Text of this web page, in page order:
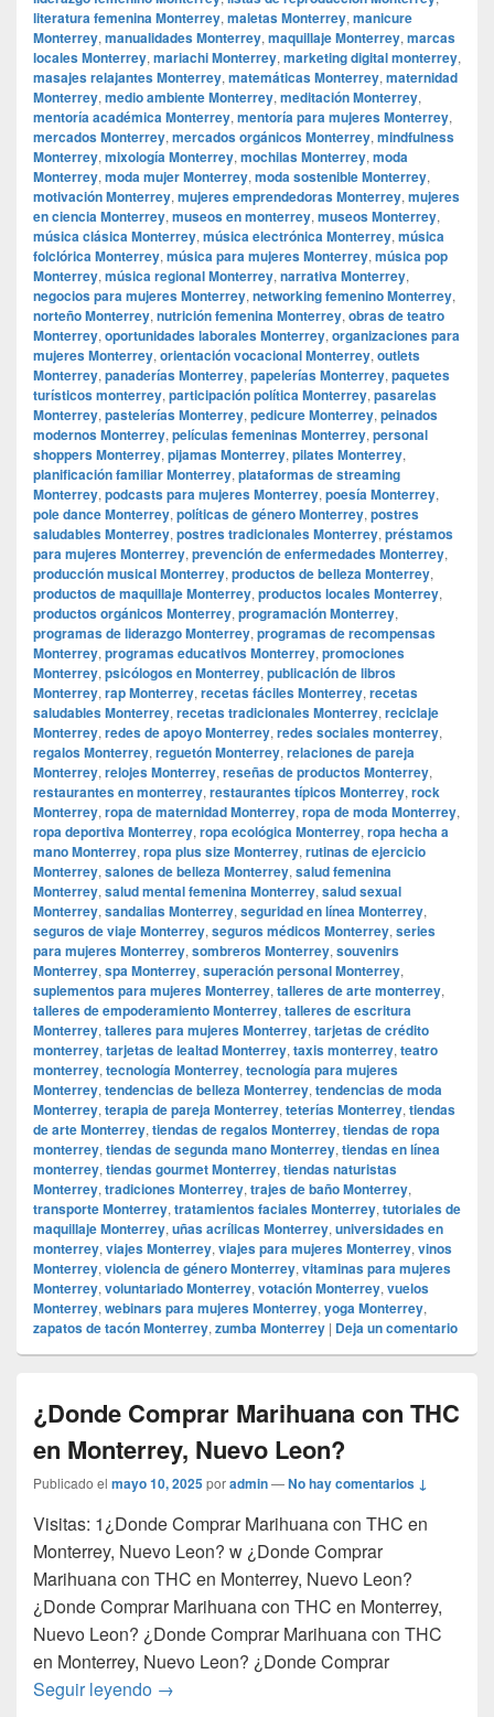
literatura femenina Monterrey, maletas Monterrey, manicure
Monterrey, manualidades Monterrey, maquillaje Monterrey, marcas
locales Monterrey, mariachi Monterrey, marketing digital monterrey,
masajes relajantes Monterrey, matemáticas Monterrey, maternidad
Monterrey, medio ambiente Monterrey, meditación Monterrey,
mentoría académica Monterrey, mentoría para mujeres Monterrey,
mercados Monterrey, mercados orgánicos Monterrey, mindfulness
Monterrey, mixología Monterrey, mochilas Monterrey, moda
Monterrey, moda mujer Monterrey, moda sostenible Monterrey,
motivación Monterrey, mujeres emprendedoras Monterrey, mujeres
en ciencia Monterrey, museos en monterrey, museos Monterrey,
música clásica Monterrey, música electrónica Monterrey, música
folclórica Monterrey, música para mujeres Monterrey, música pop
Monterrey, música regional Monterrey, narrativa Monterrey,
negocios para mujeres Monterrey, networking femenino Monterrey,
norteño Monterrey, nutrición femenina Monterrey, obras de teatro
Monterrey, oportunidades laborales Monterrey, organizaciones para
mujeres Monterrey, orientación vocacional Monterrey, outlets
Monterrey, panaderías Monterrey, papelerías Monterrey, paquetes
turísticos monterrey, participación política Monterrey, pasarelas
Monterrey, pastelerías Monterrey, pedicure Monterrey, peinados
modernos Monterrey, películas femeninas Monterrey, personal
shoppers Monterrey, pijamas Monterrey, pilates Monterrey,
planificación familiar Monterrey, plataformas de streaming
Monterrey, podcasts para mujeres Monterrey, poesía Monterrey,
pole dance Monterrey, políticas de género Monterrey, postres
saludables Monterrey, postres tradicionales Monterrey, préstamos
para mujeres Monterrey, prevención de enfermedades Monterrey,
producción musical Monterrey, productos de belleza Monterrey,
productos de maquillaje Monterrey, productos locales Monterrey,
productos orgánicos Monterrey, programación Monterrey,
programas de liderazgo Monterrey, programas de recompensas
Monterrey, programas educativos Monterrey, promociones
Monterrey, psicólogos en Monterrey, publicación de libros
Monterrey, rap Monterrey, recetas fáciles Monterrey, recetas
saludables Monterrey, recetas tradicionales Monterrey, reciclaje
Monterrey, redes de apoyo Monterrey, redes sociales monterrey,
regalos Monterrey, reguetón Monterrey, relaciones de pareja
Monterrey, relojes Monterrey, reseñas de productos Monterrey,
restaurantes en monterrey, restaurantes típicos Monterrey, rock
Monterrey, ropa de maternidad Monterrey, ropa de moda Monterrey,
ropa deportiva Monterrey, ropa ecológica Monterrey, ropa hecha a
mano Monterrey, ropa plus size Monterrey, rutinas de ejercicio
Monterrey, salones de belleza Monterrey, salud femenina
Monterrey, salud mental femenina Monterrey, salud sexual
Monterrey, sandalias Monterrey, seguridad en línea Monterrey,
seguros de viaje Monterrey, seguros médicos Monterrey, series
para mujeres Monterrey, sombreros Monterrey, souvenirs
Monterrey, spa Monterrey, superación personal Monterrey,
suplementos para mujeres Monterrey, talleres de arte monterrey,
talleres de empoderamiento Monterrey, talleres de escritura
Monterrey, talleres para mujeres Monterrey, tarjetas de crédito
monterrey, tarjetas de lealtad Monterrey, taxis monterrey, teatro
monterrey, tecnología Monterrey, tecnología para mujeres
Monterrey, tendencias de belleza Monterrey, tendencias de moda
Monterrey, terapia de pareja Monterrey, teterías Monterrey, tiendas
de arte Monterrey, tiendas de regalos Monterrey, tiendas de ropa
monterrey, tiendas de segunda mano Monterrey, tiendas en línea
monterrey, tiendas gourmet Monterrey, tiendas naturistas
Monterrey, tradiciones Monterrey, trajes de baño Monterrey,
transporte Monterrey, tratamientos faciales Monterrey, tutoriales de
maquillaje Monterrey, uñas acrílicas Monterrey, universidades en
monterrey, viajes Monterrey, viajes para mujeres Monterrey, vinos
Monterrey, violencia de género Monterrey, vitaminas para mujeres
Monterrey, voluntariado Monterrey, votación Monterrey, vuelos
Monterrey, webinars para mujeres Monterrey, yoga Monterrey,
zapatos de tacón Monterrey, zumba Monterrey | Deja un comentario
¿Donde Comprar Marihuana con THC
en Monterrey, Nuevo Leon?
Publicado el mayo 10, 2025poradmin—No hay comentarios ↓
Visitas: 1¿Donde Comprar Marihuana con THC en
Monterrey, Nuevo Leon? w ¿Donde Comprar
Marihuana con THC en Monterrey, Nuevo Leon?
¿Donde Comprar Marihuana con THC en Monterrey,
Nuevo Leon? ¿Donde Comprar Marihuana con THC
en Monterrey, Nuevo Leon? ¿Donde Comprar
Seguir leyendo ¿Donde Comprar Marihuana con THC en
→